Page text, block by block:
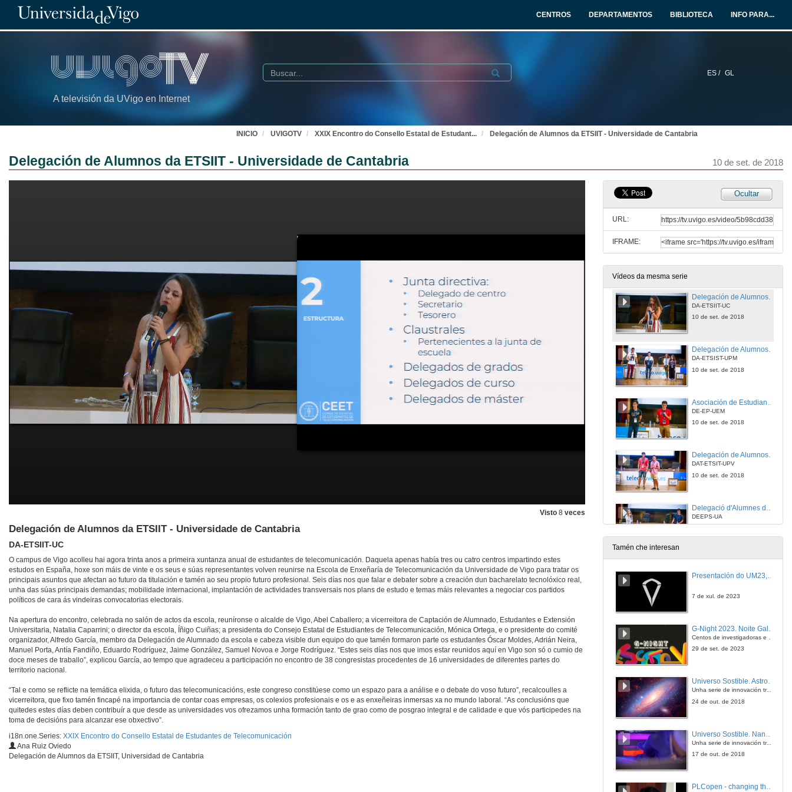
CENTROS DEPARTAMENTOS BIBLIOTECA INFO PARA...
A televisión da UVigo en Internet
ES / GL
Buscar Submit
INICIO UVIGOTV XXIX Encontro do Consello Estatal de Estudant... Delegación de Alumnos da ETSIIT - Universidade de Cantabria
Delegación de Alumnos da ETSIIT - Universidade de Cantabria 10 de set. de 2018
Visto 8 veces
Delegación de Alumnos da ETSIIT - Universidade de Cantabria
DA-ETSIIT-UC
O campus de Vigo acolleu hai agora trinta anos a primeira xuntanza anual de estudantes de telecomunicación. Daquela apenas había tres ou catro centros impartindo estes
estudos en España, hoxe son máis de vinte e os seus e súas representantes volven reunirse na Escola de Enxeñaría de Telecomunicación da Universidade de Vigo para tratar os
principais asuntos que afectan ao futuro da titulación e tamén ao seu propio futuro profesional. Seis días nos que falar e debater sobre a creación dun bacharelato tecnolóxico real,
unha das súas principais demandas; mobilidade internacional, implantación de actividades transversais nos plans de estudo e temas máis relevantes a negociar cos partidos
políticos de cara ás vindeiras convocatorias electorais.
Na apertura do encontro, celebrada no salón de actos da escola, reuníronse o alcalde de Vigo, Abel Caballero; a vicerreitora de Captación de Alumnado, Estudantes e Extensión
Universitaria, Natalia Caparrini; o director da escola, Íñigo Cuiñas; a presidenta do Consejo Estatal de Estudiantes de Telecomunicación, Mónica Ortega, e o presidente do comité
organizador, Alfredo García, membro da Delegación de Alumnado da escola e cabeza visible dun equipo do que tamén formaron parte os estudantes Óscar Moldes, Adrián Neira,
Manuel Porta, Antía Fandiño, Eduardo Rodríguez, Jaime González, Samuel Novoa e Jorge Rodríguez. “Estes seis días nos que imos estar reunidos aquí en Vigo son só o cumio de
doce meses de traballo”, explicou García, ao tempo que agradeceu a participación no encontro de 38 congresistas procedentes de 16 universidades de diferentes partes do
territorio nacional.
“Tal e como se reflicte na temática elixida, o futuro das telecomunicacións, este congreso constitúese como un espazo para a análise e o debate do voso futuro”, recalcoulles a
vicerreitora, que fixo tamén fincapé na importancia de contar coas empresas, os colexios profesionais e os e as enxeñeiras inmersas xa no mundo laboral. “As conclusións que
quitedes estes días deben contribuír a que desde as universidades vos ofrezamos unha formación tanto de grao como de posgrao integral e de calidade e que vós participedes na
toma de decisións para alcanzar ese obxectivo”.
i18n.one.Series: XXIX Encontro do Consello Estatal de Estudantes de Telecomunicación
Ana Ruiz Oviedo
Delegación de Alumnos da ETSIIT, Universidad de Cantabria
Ocultar
URL:
IFRAME:
Vídeos da mesma serie
Intervención de Natalia Caparrini, vicerreitora de Captación de Alumnado, Estudantes e Extensión Universitaria
10 de set. de 2018
Consell d'estudiants de l'escola d'enginyeria UAB
CE-EE-UAB
Consello de Estudantes da Escola Politécnica da Universidad de Extremadura
CE-EPCC-UEx
10 de set. de 2018
DA-ETSIIT-UC
10 de set. de 2018
Delegación de Alumnos ETSIST UPM
DA-ETSIST-UPM
10 de set. de 2018
DE-EP-UEM
10 de set. de 2018
Delegación de Alumnos de Teleco da Universitat Politècnica de València
DAT-ETSIT-UPV
10 de set. de 2018
DEEPS-UA
Delegación de Estudantes da Escola Politécnica Superior da Universidade de Alcalá
10 de set. de 2018
10 de set. de 2018
Tamén che interesan
Presentación do UM23, o novo monopraza de UVigo Motorsport
7 de xul. de 2023
Centos de investigadoras e investigadores, decenas de actividades e sete cidades
29 de set. de 2023
Universo Sostible. Astrofísica, ¿canto brillan as estrelas?
Unha serie de innovación transmedia para a divulgación da ciencia producida pola Crue e emitida pola 2 de TVE
24 de out. de 2018
Unha serie de innovación transmedia para a divulgación da ciencia producida pola Crue e emitida pola 2 de TVE
17 de out. de 2018
PLCopen - changing the world of industrial automation